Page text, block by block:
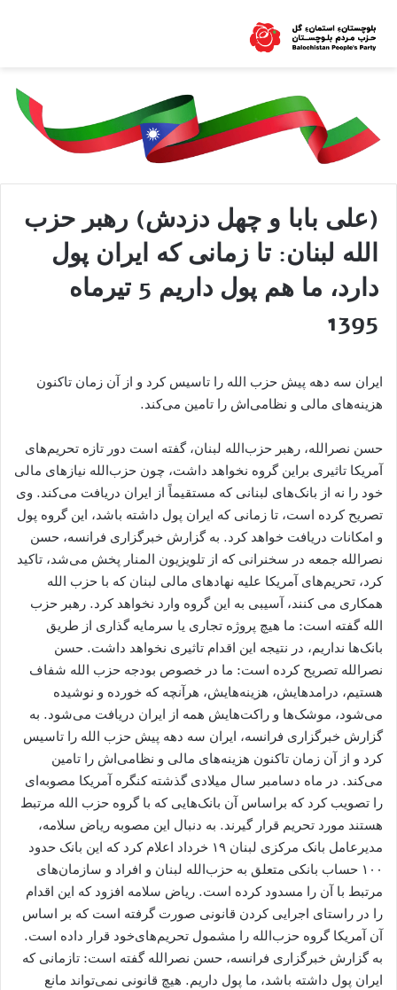
(علی بابا و چهل دزدش) رهبر حزب
الله لبنان: تا زمانی که ایران پول
دارد، ما هم پول داریم 5 تیرماه
1395
ایران سه دهه پیش حزب الله را تاسیس کرد و از آن زمان تاکنون
هزینه‌های مالی و نظامی‌اش را تامین می‌کند.
حسن نصرالله، رهبر حزب‌الله لبنان، گفته است دور تازه تحریم‌های
آمریکا تاثیری براین گروه نخواهد داشت، چون حزب‌الله نیازهای مالی
خود را نه از بانک‌های لبنانی که مستقیماً از ایران دریافت می‌کند. وی
تصریح کرده است، تا زمانی که ایران پول داشته باشد،‌ این گروه پول
و امکانات دریافت خواهد کرد. به گزارش خبرگزاری فرانسه، حسن
نصرالله جمعه در سخنرانی که از تلویزیون المنار پخش می‌شد، تاکید
کرد، تحریم‌های آمریکا علیه نهادهای مالی لبنان که با حزب الله
همکاری می کنند، آسیبی به این گروه وارد نخواهد کرد. رهبر حزب
الله گفته است: ما هیچ پروژه تجاری یا سرمایه گذاری از طریق
بانک‌ها نداریم، در نتیجه این اقدام تاثیری نخواهد داشت. حسن
نصرالله تصریح کرده است: ما در خصوص بودجه حزب الله شفاف
هستیم، درامد‌هایش، هزینه‌هایش، هرآنچه که خورده و نوشیده
می‌شود، موشک‌ها و راکت‌هایش همه از ایران دریافت می‌شود. به
گزارش خبرگزاری فرانسه، ایران سه دهه پیش حزب الله را تاسیس
کرد و از آن زمان تاکنون هزینه‌های مالی و نظامی‌اش را تامین
می‌کند. در ماه دسامبر سال میلادی گذشته کنگره آمریکا مصوبه‌ای
را تصویب کرد که براساس آن بانک‌هایی که با گروه حزب الله مرتبط
هستند مورد تحریم قرار گیرند. به دنبال این مصوبه ریاض سلامه،
مدیرعامل بانک مرکزی لبنان ۱۹ خرداد اعلام کرد که این بانک حدود
۱۰۰ حساب بانکی متعلق به حزب‌الله لبنان و افراد و سازمان‌های
مرتبط با آن را مسدود کرده است. ریاض سلامه افزود که این اقدام
را در راستای اجرایی کردن قانونی صورت گرفته است که بر اساس
آن ‌آمریکا گروه حزب‌الله را مشمول تحریم‌های‌خود قرار داده است.
به گزارش خبرگزاری فرانسه، حسن نصرالله گفته است: تازمانی که
ایران پول داشته باشد، ما پول داریم. هیچ قانونی نمی‌تواند مانع